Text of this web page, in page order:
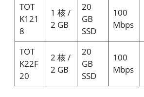
TOT
K121
8
1 核 /
2 GB
20
GB
SSD
100
Mbps
TOT
K22F
20
2 核 /
2 GB
20
GB
SSD
100
Mbps